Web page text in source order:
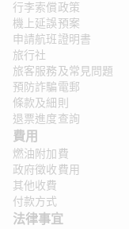
行李索償政策
機上延誤預案
申請航班證明書
旅行社
旅客服務及常見問題
預防詐騙電郵
條款及細則
退票進度查詢
費用
燃油附加費
政府徵收費用
其他收費
付款方式
法律事宜